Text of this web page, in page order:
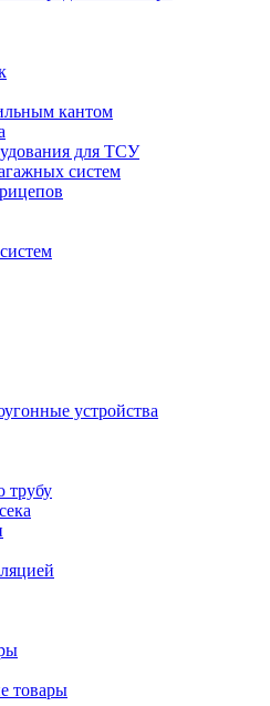
кантом
для ТСУ
систем
устройства
трубу
товары